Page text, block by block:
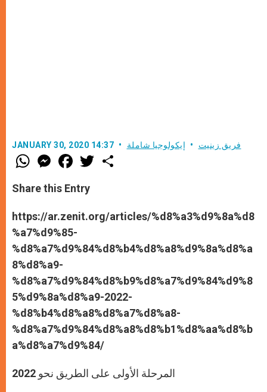
JANUARY 30, 2020 14:37 فريق زينيت إيكولوجيا شاملة
W
h
t
s
p
p
M
e
s
e
g
e
r
F
a
e
b
o
k
w
r
Share this Entry
https://ar.zenit.org/articles/%d8%a3%d9%8a%d8
%a7%d9%85-
%d8%a7%d9%84%d8%b4%d8%a8%d9%8a%d8%a
8%d8%a9-
%d8%a7%d9%84%d8%b9%d8%a7%d9%84%d9%8
5%d9%8a%d8%a9-2022-
%d8%b4%d8%a8%d8%a7%d8%a8-
%d8%a7%d9%84%d8%a8%d8%b1%d8%aa%d8%b
a%d8%a7%d9%84/
المرحلة الأولى على الطريق نحو 2022